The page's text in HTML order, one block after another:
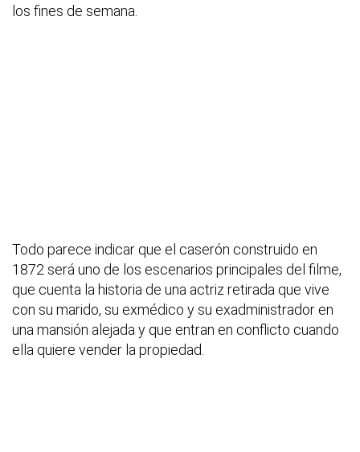
los fines de semana.
Todo parece indicar que el caserón construido en
1872 será uno de los escenarios principales del filme,
que cuenta la historia de una actriz retirada que vive
con su marido, su exmédico y su exadministrador en
una mansión alejada y que entran en conflicto cuando
ella quiere vender la propiedad.